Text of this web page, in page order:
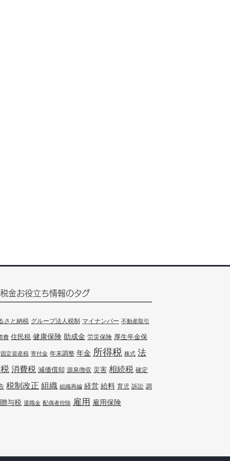
金お役立ち情報のタグ
さと納税 グループ法人税制 マイナンバー 不動産取引
費 住民税 健康保険 助成金 労災保険 厚生年金保
固定資産税 寄付金 年末調整 年金 所得税 株式 法
消費税 減価償却 源泉徴収 災害 相続税 確定
税制改正 組織 組織再編 経営 給料 育児 訴訟 調
贈与税 退職金 配偶者控除 雇用 雇用保険